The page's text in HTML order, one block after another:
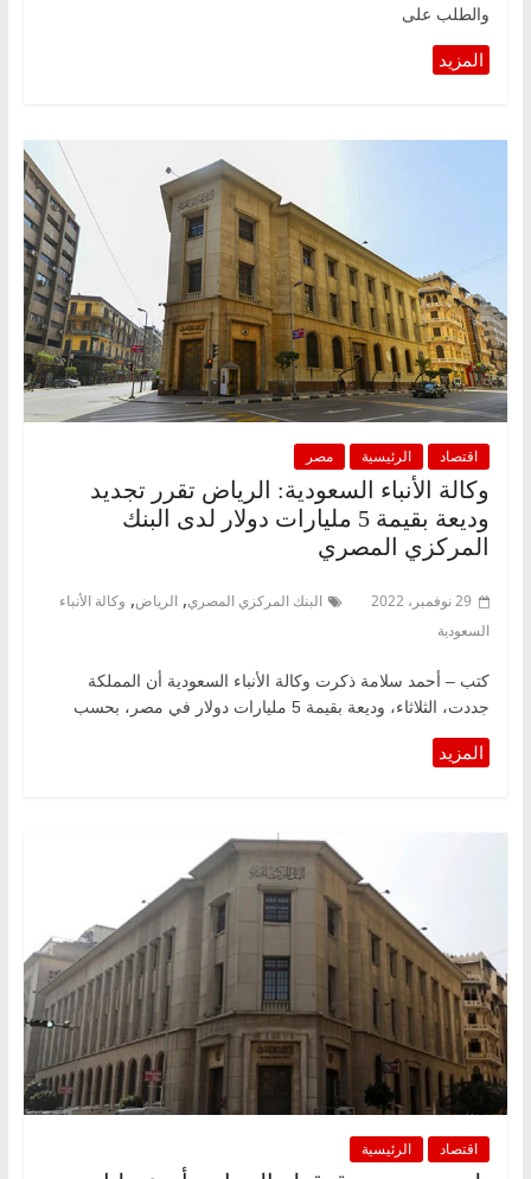
والطلب على
اقتصاد الرئيسية مصر
وكالة الأنباء السعودية: الرياض تقرر تجديد
وديعة بقيمة 5 مليارات دولار لدى البنك
المركزي المصري
29 نوفمبر، 2022 البنك المركزي المصري, الرياض, وكالة الأنباء
السعودية
كتب – أحمد سلامة ذكرت وكالة الأنباء السعودية أن المملكة
جددت، الثلاثاء، وديعة بقيمة 5 مليارات دولار في مصر، بحسب
اقتصاد الرئيسية